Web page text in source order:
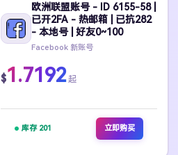
欧洲联盟账号 - ID 6155-58 |
已开2FA - 热邮箱 | 已抗282
- 本地号 | 好友0~100
Facebook 新账号
$1.7192起
库存 201 立即购买